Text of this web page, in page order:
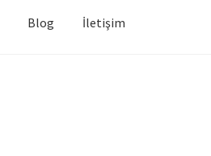
Blog İletişim